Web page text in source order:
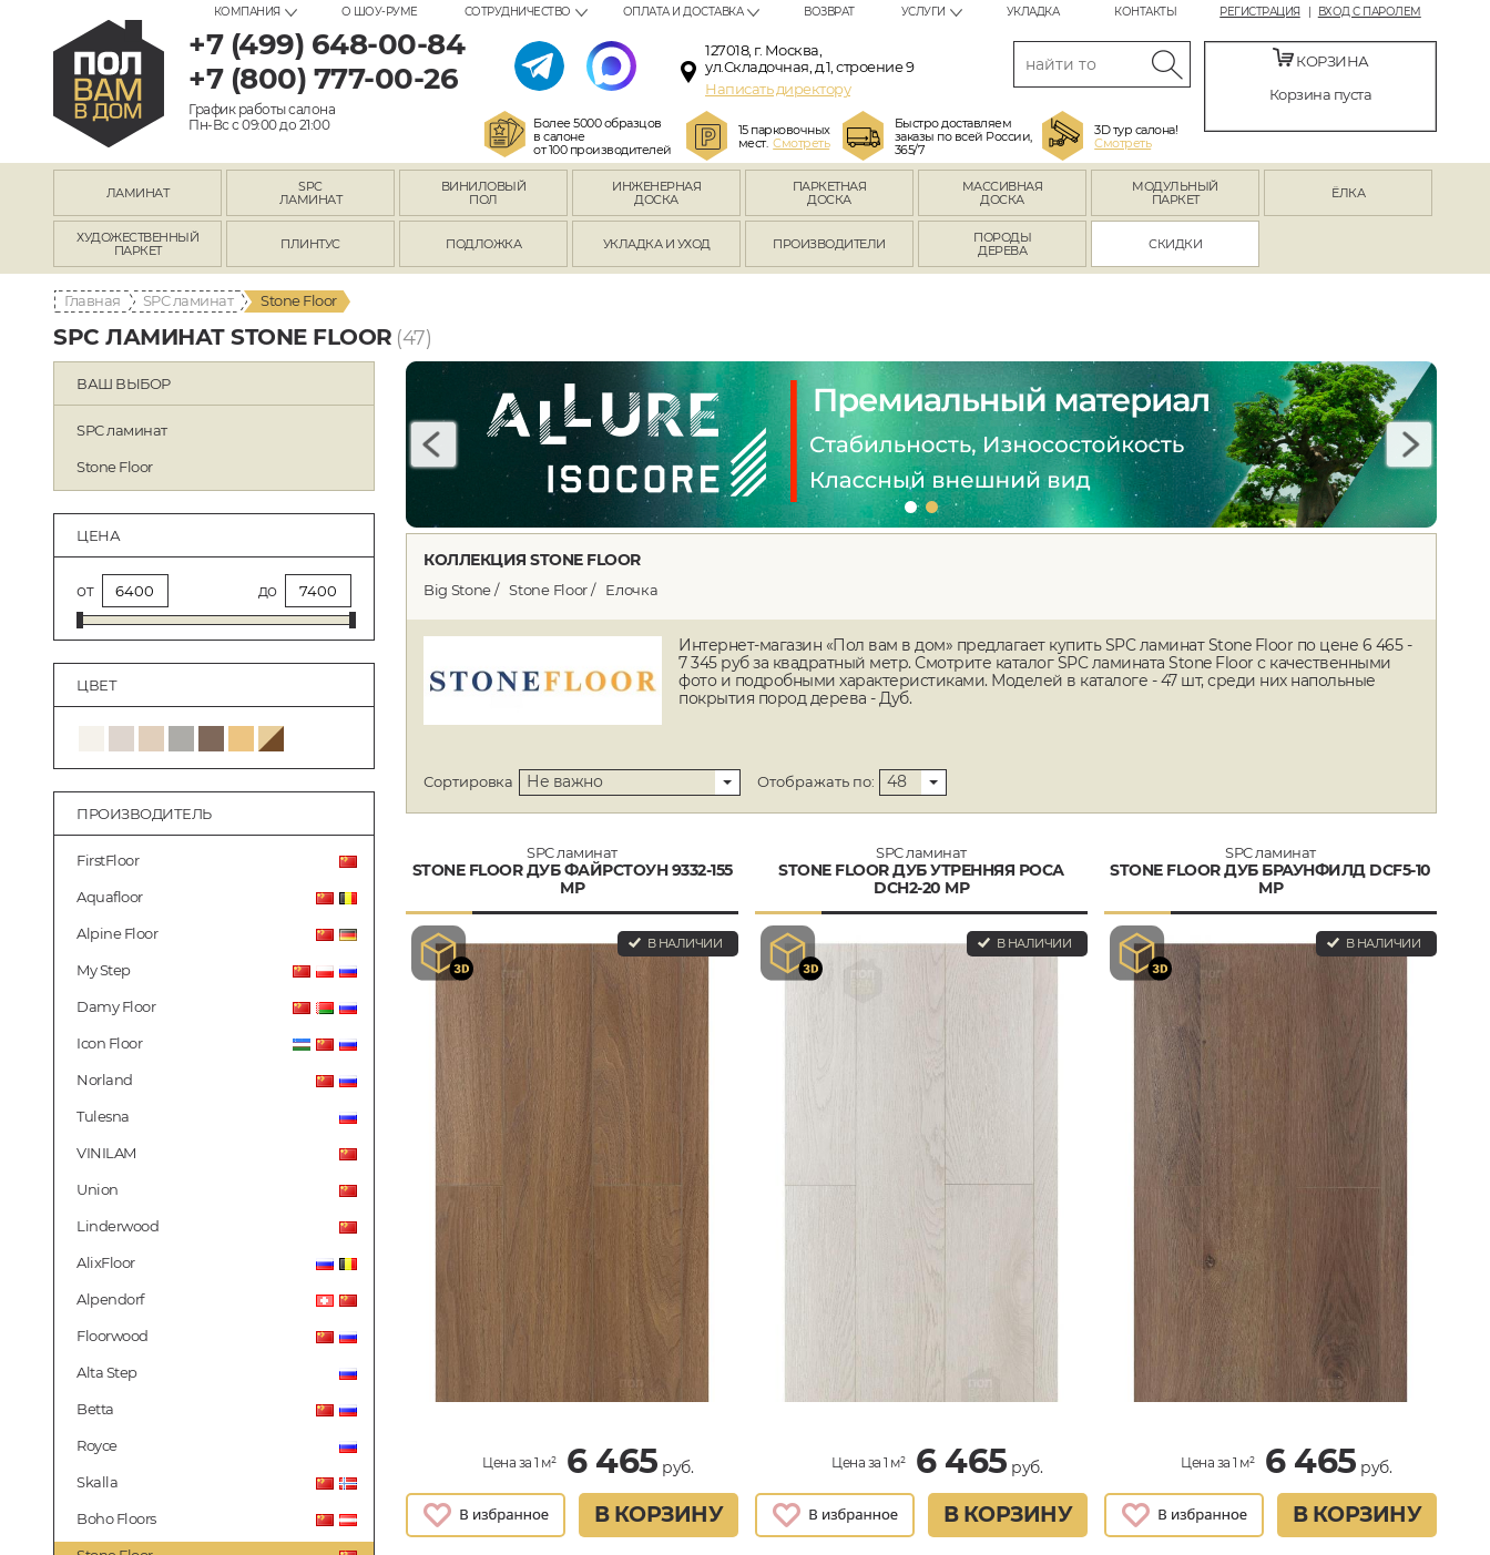
РЕГИСТРАЦИЯ ВХОД С ПАРОЛЕМ
КОМПАНИЯ О ШОУ-РУМЕ СОТРУДНИЧЕСТВО ОПЛАТА И ДОСТАВКА ВОЗВРАТ УСЛУГИ УКЛАДКА КОНТАКТЫ
+7 (499) 648-00-84
+7 (800) 777-00-26
График работы салона
Пн-Вс с 09:00 до 21:00
127018, г. Москва,
ул.Складочная, д.1, строение 9
Написать директору
Более 5000 образцов
в салоне
от 100 производителей
15 парковочных
мест.Смотреть
Быстро доставляем
заказы по всей России,
365/7
3D тур салона!
Смотреть
КОРЗИНА
Корзина пуста
ЛАМИНАТ
SPC
ЛАМИНАТ
ВИНИЛОВЫЙ
ПОЛ
ИНЖЕНЕРНАЯ
ДОСКА
ПАРКЕТНАЯ
ДОСКА
МАССИВНАЯ
ДОСКА
МОДУЛЬНЫЙ
ПАРКЕТ
ЁЛКА
ХУДОЖЕСТВЕННЫЙ
ПАРКЕТ
ПЛИНТУС ПОДЛОЖКА УКЛАДКА И УХОД ПРОИЗВОДИТЕЛИ
ПОРОДЫ
ДЕРЕВА
СКИДКИ
Главная SPC ламинат Stone Floor
SPC ЛАМИНАТ STONE FLOOR (47)
ВАШ ВЫБОР
SPC ламинат
Stone Floor
ЦЕНА
от до
ЦВЕТ
ПРОИЗВОДИТЕЛЬ
FirstFloor
Aquafloor
Alpine Floor
My Step
Damy Floor
Icon Floor
Norland
Tulesna
VINILAM
Union
Linderwood
AlixFloor
Alpendorf
Floorwood
Alta Step
Betta
Royce
Skalla
Boho Floors
КОЛЛЕКЦИЯ STONE FLOOR
Big Stone Stone Floor Елочка
Интернет-магазин «Пол вам в дом» предлагает купить SPC ламинат Stone Floor по цене 6 465 -
7 345 руб за квадратный метр. Смотрите каталог SPC ламината Stone Floor с качественными
фото и подробными характеристиками. Моделей в каталоге - 47 шт, среди них напольные
покрытия пород дерева - Дуб.
Сортировка Не важно Отображать по: 48
SPC ламинат
STONE FLOOR ДУБ ФАЙРСТОУН 9332-155
MР
В НАЛИЧИИ
Цена за 1 м² 6 465 руб.
В КОРЗИНУ
SPC ламинат
STONE FLOOR ДУБ УТРЕННЯЯ РОСА
DCH2-20 MР
В НАЛИЧИИ
Цена за 1 м² 6 465 руб.
В КОРЗИНУ
SPC ламинат
STONE FLOOR ДУБ БРАУНФИЛД DCF5-10
MР
В НАЛИЧИИ
Цена за 1 м² 6 465 руб.
В КОРЗИНУ